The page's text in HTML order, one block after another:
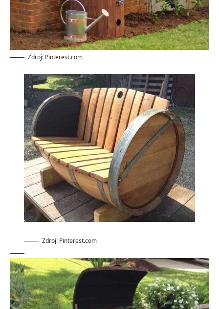
Zdroj: Pinterest.com
Zdroj: Pinterest.com